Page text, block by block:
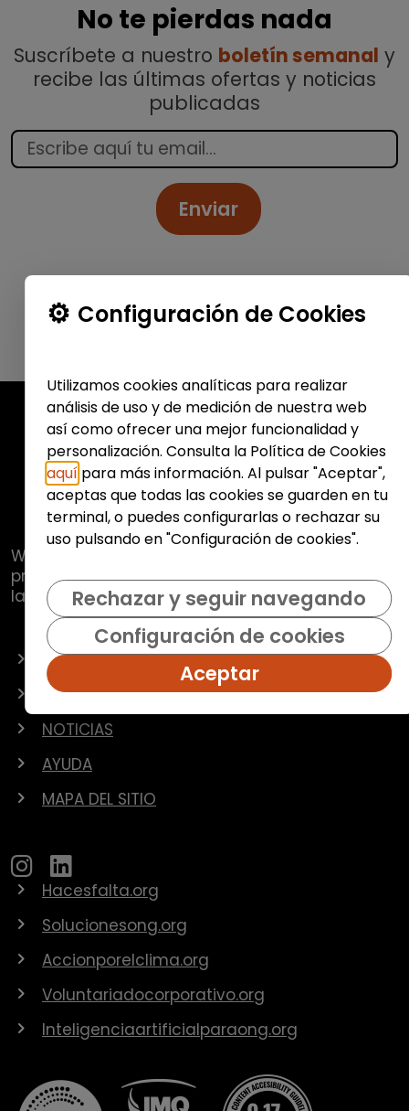
No te pierdas nada
Suscríbete a nuestro boletín semanal y
recibe las últimas ofertas y noticias
publicadas
Enviar
Web de
pretende promover y fomentar la inclusión
laboral de colectivos vulnerables.
OFERTAS
EMPRESAS
NOTICIAS
AYUDA
MAPA DEL SITIO
Hacesfalta.org
Solucionesong.org
Accionporelclima.org
Voluntariadocorporativo.org
Inteligenciaartificialparaong.org
Configuración de Cookies
Utilizamos cookies analíticas para realizar
análisis de uso y de medición de nuestra web
así como ofrecer una mejor funcionalidad y
personalización. Consulta la Política de Cookies
aquí para más información. Al pulsar "Aceptar",
aceptas que todas las cookies se guarden en tu
terminal, o puedes configurarlas o rechazar su
uso pulsando en "Configuración de cookies".
Rechazar y seguir navegando
Configuración de cookies
Aceptar